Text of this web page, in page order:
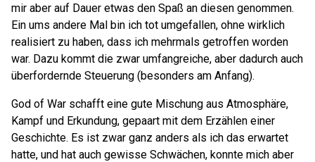
mir aber auf Dauer etwas den Spaß an diesen genommen.
Ein ums andere Mal bin ich tot umgefallen, ohne wirklich
realisiert zu haben, dass ich mehrmals getroffen worden
war. Dazu kommt die zwar umfangreiche, aber dadurch auch
überfordernde Steuerung (besonders am Anfang).
God of War schafft eine gute Mischung aus Atmosphäre,
Kampf und Erkundung, gepaart mit dem Erzählen einer
Geschichte. Es ist zwar ganz anders als ich das erwartet
hatte, und hat auch gewisse Schwächen, konnte mich aber